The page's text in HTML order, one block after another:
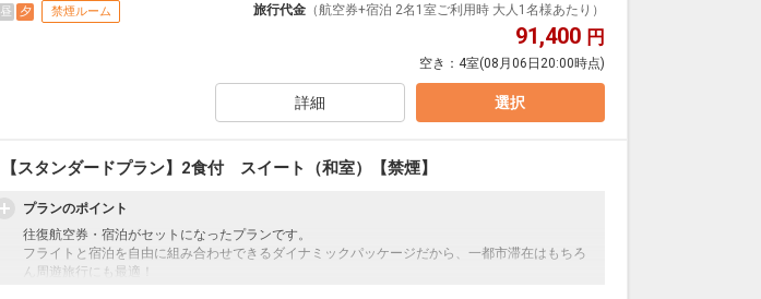
フライトは、安心のJAL（またはJALグループ）確約！フライトマイル50%貯まります。
オプションでレンタカーや現地交通・体験プランなどの追加（同時予約）が可能なプランもござ
昼 夕 禁煙ルーム 旅行代金 （航空券+宿泊 2名1室ご利用時 大人1名様あたり）
91,400 円
空き： 4室(08月06日20:00時点)
詳細 選択
【スタンダードプラン】2食付 スイート（和室）【禁煙】
プランのポイント
往復航空券・宿泊がセットになったプランです。
フライトと宿泊を自由に組み合わせできるダイナミックパッケージだから、一都市滞在はもちろ
ん周遊旅行にも最適！